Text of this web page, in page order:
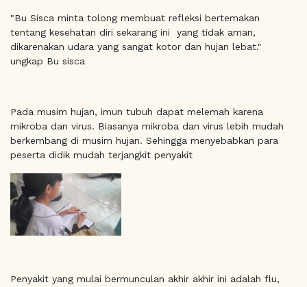
"Bu Sisca minta tolong membuat refleksi bertemakan
tentang kesehatan diri sekarang ini yang tidak aman,
dikarenakan udara yang sangat kotor dan hujan lebat."
ungkap Bu sisca
Pada musim hujan, imun tubuh dapat melemah karena
mikroba dan virus. Biasanya mikroba dan virus lebih mudah
berkembang di musim hujan. Sehingga menyebabkan para
peserta didik mudah terjangkit penyakit
Penyakit yang mulai bermunculan akhir akhir ini adalah flu,